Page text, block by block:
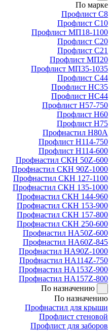
По марке
Профлист С8
Профлист С10
Профлист МП18-1100
Профлист С20
Профлист С21
Профлист МП20
Профлист МП35-1035
Профлист С44
Профлист НС35
Профлист НС44
Профлист Н57-750
Профлист Н60
Профлист Н75
Профнастил Н80А
Профлист Н114-750
Профлист Н114-600
Профнастил СКН 50Z-600
Профнастил СКН 90Z-1000
Профнастил СКН 127-1100
Профнастил СКН 135-1000
Профнастил СКН 144-960
Профнастил СКН 153-900
Профнастил СКН 157-800
Профнастил СКН 250-600
Профнастил НА50Z-600
Профнастил НА60Z-845
Профнастил НА90Z-1000
Профнастил НА114Z-750
Профнастил НА153Z-900
Профнастил НА157Z-800
По назначению
По назначению
Профнастил для крыши
Профлист стеновой
Профлист для заборов